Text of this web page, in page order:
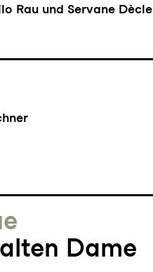
Rau und Servane Dècle
Dame